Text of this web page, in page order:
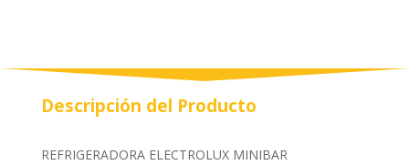
Descripción del Producto
REFRIGERADORA ELECTROLUX MINIBAR